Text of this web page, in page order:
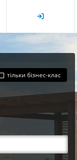
тільки бізнес-клас